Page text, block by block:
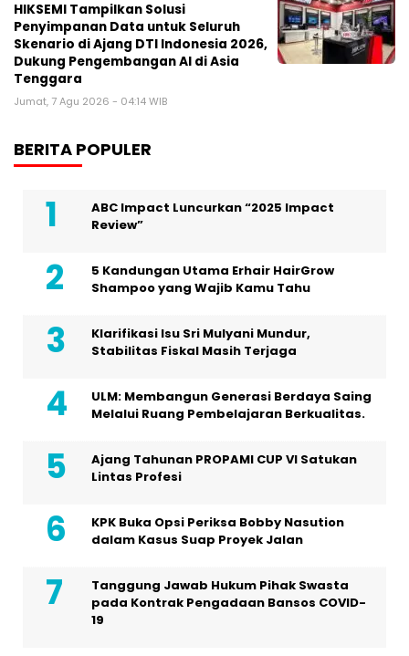
HIKSEMI Tampilkan Solusi
Penyimpanan Data untuk Seluruh
Skenario di Ajang DTI Indonesia 2026,
Dukung Pengembangan AI di Asia
Tenggara
Jumat, 7 Agu 2026 - 04:14 WIB
BERITA POPULER
ABC Impact Luncurkan “2025 Impact
Review”
5 Kandungan Utama Erhair HairGrow
Shampoo yang Wajib Kamu Tahu
Klarifikasi Isu Sri Mulyani Mundur,
Stabilitas Fiskal Masih Terjaga
ULM: Membangun Generasi Berdaya Saing
Melalui Ruang Pembelajaran Berkualitas.
Ajang Tahunan PROPAMI CUP VI Satukan
Lintas Profesi
KPK Buka Opsi Periksa Bobby Nasution
dalam Kasus Suap Proyek Jalan
Tanggung Jawab Hukum Pihak Swasta
pada Kontrak Pengadaan Bansos COVID-
19